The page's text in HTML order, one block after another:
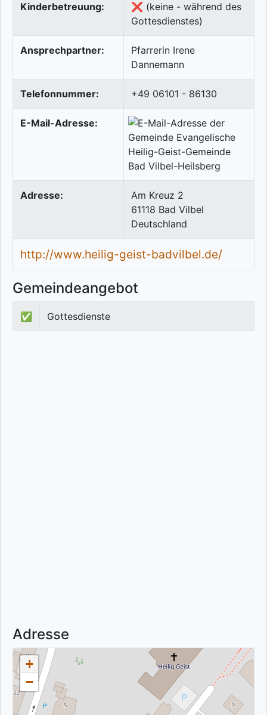
Kinderbetreuung:
❌ (keine - während des
Gottesdienstes)
Ansprechpartner:
Pfarrerin Irene
Dannemann
Telefonnummer: +49 06101 - 86130
E-Mail-Adresse:
Adresse:
Am Kreuz 2
61118 Bad Vilbel
Deutschland
http://www.heilig-geist-badvilbel.de/
Gemeindeangebot
✅ Gottesdienste
Adresse
+
−